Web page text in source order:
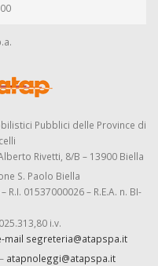
Pubblici delle Province di
Rivetti, 8/B – 13900 Biella
S. Paolo Biella
01537000026 – R.E.A. n. BI-
i.v.
mail segreteria@atapspa.it
atapnoleggi@atapspa.it